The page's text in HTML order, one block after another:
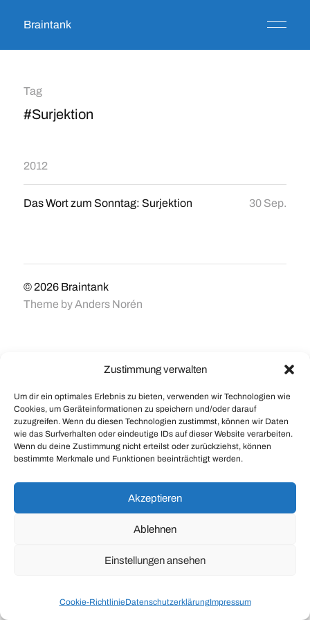
Zustimmung verwalten
Um dir ein optimales Erlebnis zu bieten, verwenden wir Technologien wie
Cookies, um Geräteinformationen zu speichern und/oder darauf
zuzugreifen. Wenn du diesen Technologien zustimmst, können wir Daten
wie das Surfverhalten oder eindeutige IDs auf dieser Website verarbeiten.
Wenn du deine Zustimmung nicht erteilst oder zurückziehst, können
bestimmte Merkmale und Funktionen beeinträchtigt werden.
Akzeptieren
Ablehnen
Einstellungen ansehen
Cookie-RichtlinieDatenschutzerklärungImpressum
Braintank
Tag
#Surjektion
2012
Das Wort zum Sonntag: Surjektion 30 Sep.
© 2026 Braintank
Theme byAnders Norén